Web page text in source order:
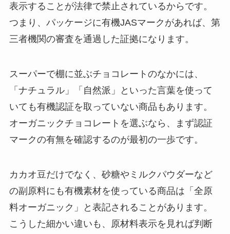
表示することが法律で禁止されているからです。
つまり、パッケージに有機JASマークがあれば、第
三者機関の審査を通過した証拠になります。
スーパーで棚に並ぶチョコレートのなかには、
「ナチュラル」「自然派」といった言葉を使って
いても有機認証を取っていない商品もあります。
オーガニックチョコレートを選ぶなら、まず認証
マークの有無を確認するのが最初の一歩です。
カカオ豆だけでなく、砂糖やミルクパウダーなど
の副原料にも有機素材を使っている商品は「全原
料オーガニック」と表記されることがあります。
こうした細かい違いも、原材料表示を見れば判断